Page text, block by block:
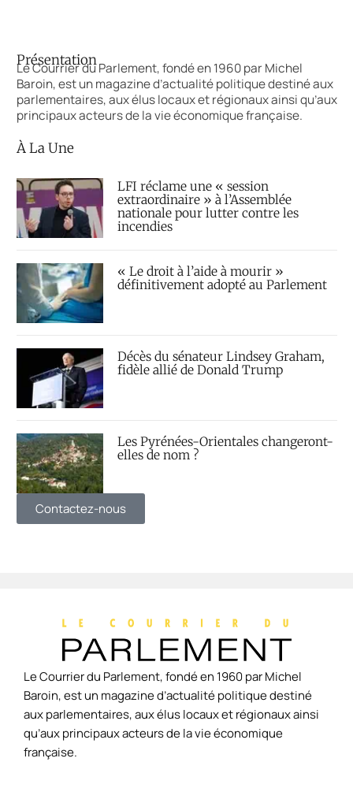
Présentation
Le Courrier du Parlement, fondé en 1960 par Michel
Baroin, est un magazine d’actualité politique destiné aux
parlementaires, aux élus locaux et régionaux ainsi qu’aux
principaux acteurs de la vie économique française.
À La Une
LFI réclame une « session
extraordinaire » à l’Assemblée
nationale pour lutter contre les
incendies
« Le droit à l’aide à mourir »
définitivement adopté au Parlement
Décès du sénateur Lindsey Graham,
fidèle allié de Donald Trump
Les Pyrénées-Orientales changeront-
elles de nom ?
Contactez-nous
Le Courrier du Parlement, fondé en 1960 par Michel
Baroin, est un magazine d’actualité politique destiné
aux parlementaires, aux élus locaux et régionaux ainsi
qu’aux principaux acteurs de la vie économique
française.